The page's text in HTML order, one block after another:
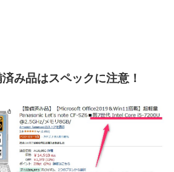
み品はスペックに注意！